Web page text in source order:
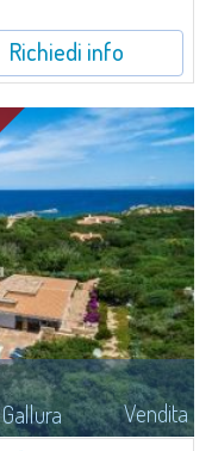
Richiedi info
Vendita